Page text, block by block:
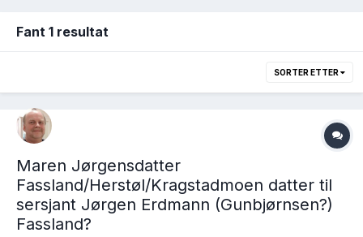
Fant 1 resultat
SORTER ETTER
Maren Jørgensdatter
Fassland/Herstøl/Kragstadmoen datter til
sersjant Jørgen Erdmann (Gunbjørnsen?)
Fassland?